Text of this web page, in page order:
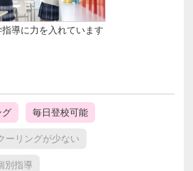
指導に力を入れています
グ 毎日登校可能
ーリングが少ない
別指導